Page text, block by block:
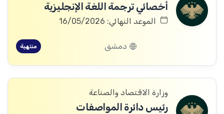
أخصائي ترجمة اللغة الإنجليزية
الموعد النهائي: 16/05/2026
دمشق منتهية
وزارة الاقتصاد والصناعة
رئيس دائرة المواصفات